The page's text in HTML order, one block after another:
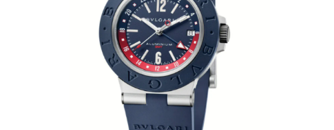
区人民东路6号SAC东原中心写字楼24层2406B室（需提前预约）
区观音桥步行街2号融恒时代广场写字楼9层902室（需提前预约）
区定王台街道建湘路393号世茂环球金融中心写字楼（芙蓉广场）10
区铭功路10号华润大厦写字楼29层2905室（需提前预约）
区解放路15号亨得利名表服务中心（品牌授权店）3层整层（需提前
区中街路137号亨得利名表服务中心（品牌授权店）1层整层（需提前
区中街路83号亨得利名表服务中心（品牌授权店）1层整层（需提前